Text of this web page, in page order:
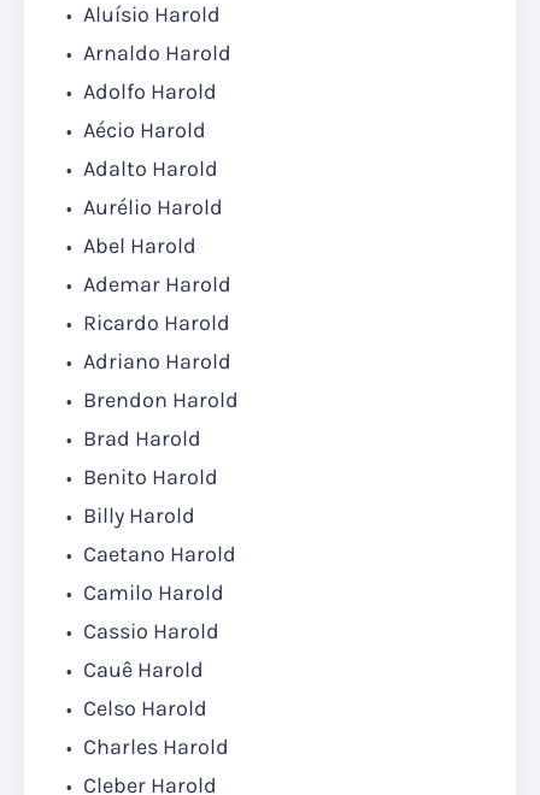
Aluísio Harold
Arnaldo Harold
Adolfo Harold
Aécio Harold
Adalto Harold
Aurélio Harold
Abel Harold
Ademar Harold
Ricardo Harold
Adriano Harold
Brendon Harold
Brad Harold
Benito Harold
Billy Harold
Caetano Harold
Camilo Harold
Cassio Harold
Cauê Harold
Celso Harold
Charles Harold
Cleber Harold